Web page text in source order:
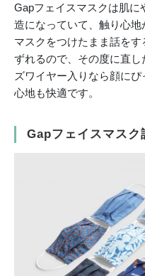
Gapフェイスマスクは肌に
造になっていて、触り心地
マスクをつけたまま話を
ずれるので、その度に直
ズワイヤー入りなら顔に
心地も快適です。
Gapフェイスマスク